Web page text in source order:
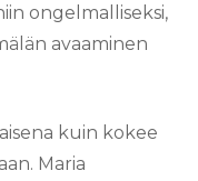
ongelmalliseksi,
avaaminen
kuin kokee
Maria